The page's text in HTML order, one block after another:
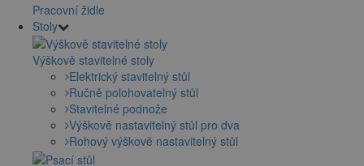
Pracovní židle
Stoly
Výškově stavitelné stoly
Elektrický stavitelný stůl
Ručně polohovatelný stůl
Stavitelné podnože
Výškově nastavitelný stůl pro dva
Rohový výškově nastavitelný stůl